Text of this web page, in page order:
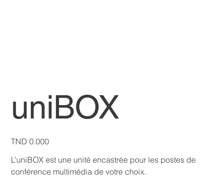
uniBOX
Price
TND 0.000
L’uniBOX est une unité encastrée pour les postes de
conférence multimédia de votre choix.